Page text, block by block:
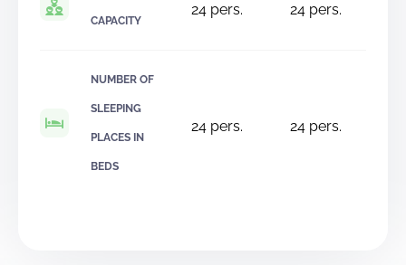
CAPACITY
24 pers. 24pers.
NUMBER OF
SLEEPING
PLACES IN
BEDS
24 pers. 24pers.